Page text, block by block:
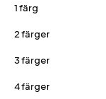
1 färg
2 färger
3 färger
4 färger